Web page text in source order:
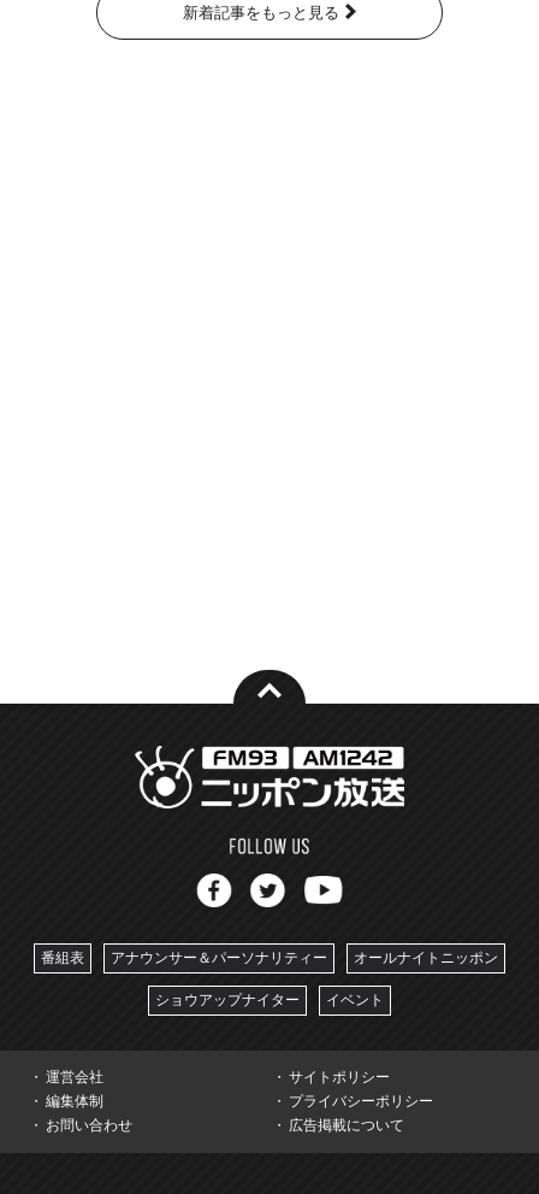
新着記事をもっと見る
番組表 アナウンサー＆パーソナリティー オールナイトニッポン
ショウアップナイター イベント
運営会社
サイトポリシー
編集体制
プライバシーポリシー
お問い合わせ
広告掲載について